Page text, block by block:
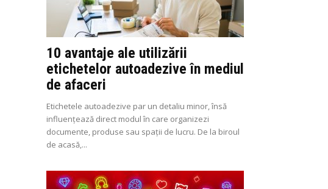
10 avantaje ale utilizării
etichetelor autoadezive în mediul
de afaceri
Etichetele autoadezive par un detaliu minor, însă
influențează direct modul în care organizezi
documente, produse sau spații de lucru. De la biroul
de acasă,...